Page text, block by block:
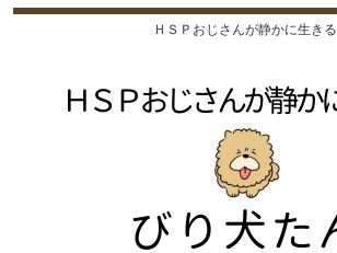
ＨＳＰおじさんが静かに生きる